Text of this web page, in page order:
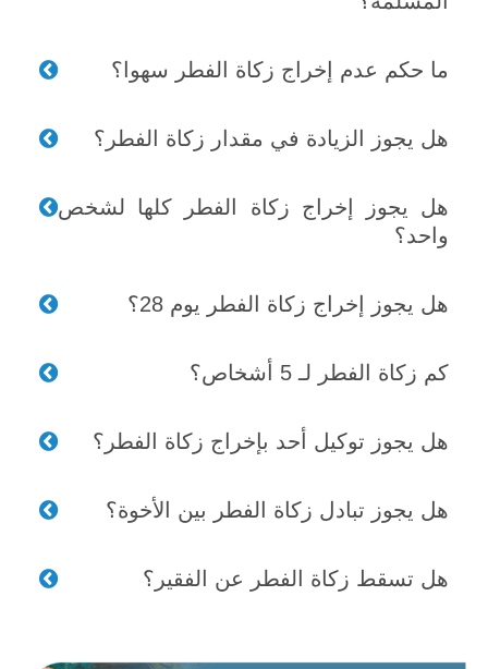
ما حكم عدم إخراج زكاة الفطر سهوا؟
هل يجوز الزيادة في مقدار زكاة الفطر؟
هل يجوز إخراج زكاة الفطر كلها لشخص
واحد؟
هل يجوز إخراج زكاة الفطر يوم 28؟
كم زكاة الفطر لـ 5 أشخاص؟
هل يجوز توكيل أحد بإخراج زكاة الفطر؟
هل يجوز تبادل زكاة الفطر بين الأخوة؟
هل تسقط زكاة الفطر عن الفقير؟